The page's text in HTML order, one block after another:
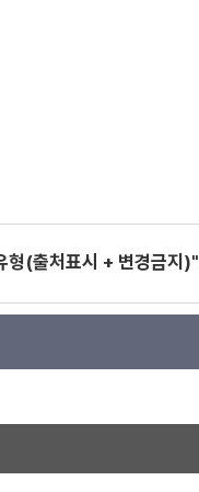
형(출처표시 + 변경금지)"